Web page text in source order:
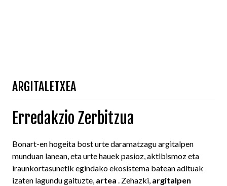
ARGITALETXEA
Erredakzio Zerbitzua
Bonart-en hogeita bost urte daramatzagu argitalpen
munduan lanean, eta urte hauek pasioz, aktibismoz eta
iraunkortasunetik egindako ekosistema batean adituak
izaten lagundu gaituzte, artea . Zehazki, argitalpen